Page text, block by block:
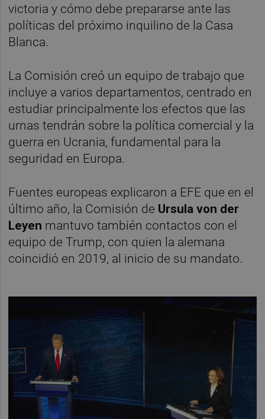
victoria y cómo debe prepararse ante las
políticas del próximo inquilino de la Casa
Blanca.
La Comisión creó un equipo de trabajo que
incluye a varios departamentos, centrado en
estudiar principalmente los efectos que las
urnas tendrán sobre la política comercial y la
guerra en Ucrania, fundamental para la
seguridad en Europa.
Fuentes europeas explicaron a EFE que en el
último año, la Comisión de Ursula von der
Leyen mantuvo también contactos con el
equipo de Trump, con quien la alemana
coincidió en 2019, al inicio de su mandato.